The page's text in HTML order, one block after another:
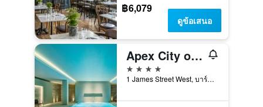
฿6,079
ดูข้อเสนอ
Apex City of Bath Hotel
4 ดาว
1 James Street West, บาร์ท, สหราชอาณาจักร